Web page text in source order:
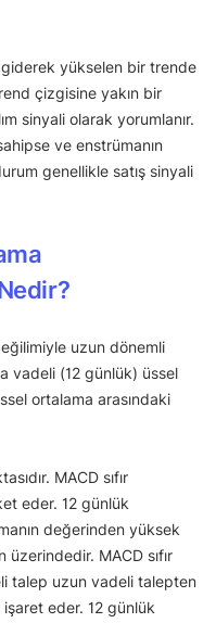
yükselen bir trende
çizgisine yakın bir
sinyali olarak yorumlanır.
ve enstrümanın
genellikle satış sinyali
uzun dönemli
vadeli (12 günlük) üssel
ortalama arasındaki
MACD sıfır
eder. 12 günlük
değerinden yüksek
üzerindedir. MACD sıfır
talep uzun vadeli talepten
eder. 12 günlük